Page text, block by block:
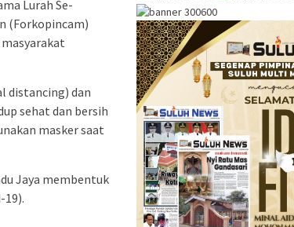
Lurah Se-
(Forkopincam)
distancing) dan
sehat dan bersih
masker saat
Jaya membentuk
19).